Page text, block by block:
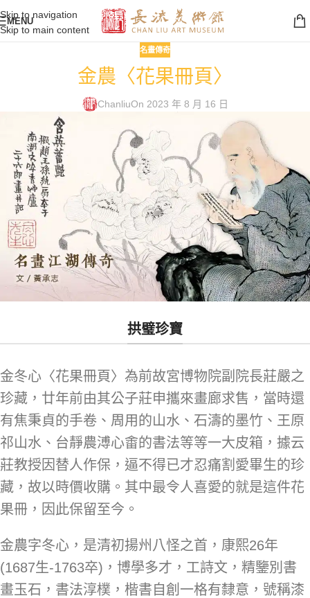
Skip to navigation
Skip to main content
MENU
名畫傳奇
金農〈花果冊頁〉
ChanliuOn 2023 年 8 月 16 日
拱璧珍寶
金冬心〈花果冊頁〉為前故宮博物院副院長莊嚴之
珍藏，廿年前由其公子莊申攜來畫廊求售，當時還
有焦秉貞的手卷、周用的山水、石濤的墨竹、王原
祁山水、台靜農溥心畬的書法等等一大皮箱，據云
莊教授因替人作保，逼不得已才忍痛割愛畢生的珍
藏，故以時價收購。其中最令人喜愛的就是這件花
果冊，因此保留至今。
金農字冬心，是清初揚州八怪之首，康熙26年
(1687生-1763卒)，博學多才，工詩文，精鑒別書
畫玉石，書法淳樸，楷書自創一格有隸意，號稱漆